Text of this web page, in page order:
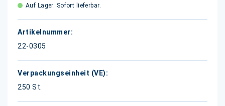
Auf Lager. Sofort lieferbar.
22-0305
250 St.